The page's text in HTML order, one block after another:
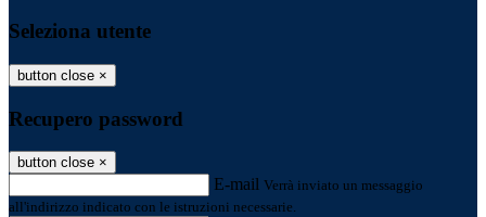
Seleziona utente
button close ×
Recupero password
button close ×
E-mail Verrà inviato un messaggio
all'indirizzo indicato con le istruzioni necessarie.